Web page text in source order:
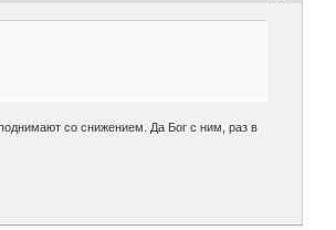
со снижением. Да Бог с ним, раз в